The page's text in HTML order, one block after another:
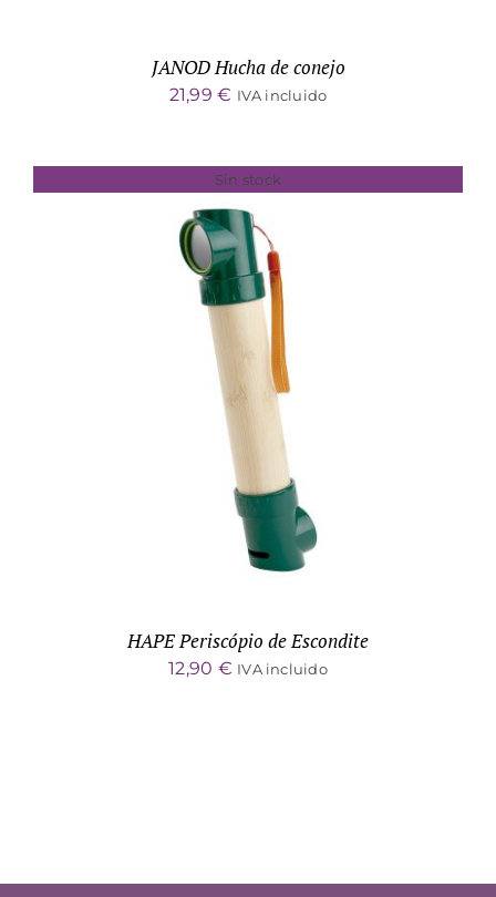
JANOD Hucha de conejo
21,99€ IVA incluido
Sin stock
DETALLES
HAPE Periscópio de Escondite
12,90 € IVA incluido